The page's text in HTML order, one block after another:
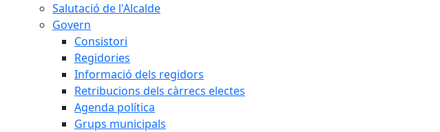
Salutació de l'Alcalde
Govern
Consistori
Regidories
Informació dels regidors
Retribucions dels càrrecs electes
Agenda política
Grups municipals